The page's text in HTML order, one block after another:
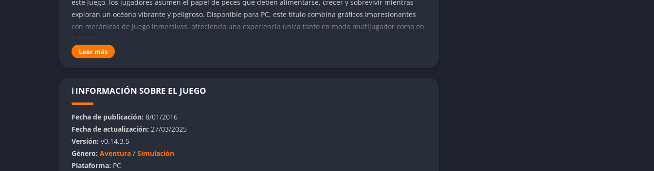
este juego, los jugadores asumen el papel de peces que deben alimentarse, crecer y sobrevivir mientras
exploran un océano vibrante y peligroso. Disponible para PC, este título combina gráficos impresionantes
con mecánicas de juego inmersivas, ofreciendo una experiencia única tanto en modo multijugador como en
👉 Características de Feed and Grow: Fish
que capturan la belleza y el misterio del océano.
Diversidad de criaturas: Los jugadores pueden controlar una variedad de peces, desde pequeños peces
tropicales hasta depredadores como tiburones blancos y criaturas jurásicas.
Modo multijugador:
jugadores en línea, aumentando la diversión y los desafíos.
Leer más
ℹ️ INFORMACIÓN SOBRE EL JUEGO
Fecha de publicación: 8/01/2016
Fecha de actualización: 27/03/2025
Versión: v0.14.3.5
Género: Aventura / Simulación
Plataforma: PC